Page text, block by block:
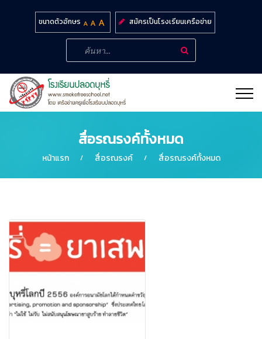
ขนาดตัวอักษร สมัครเป็นโรงเรียนเครือข่าย
สื่อรณรงค์ทั้งหมด
หน้าแรก สื่อรณรงค์ สื่อรณรงค์ทั้งหมด